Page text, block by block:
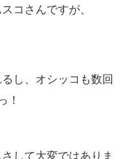
コさんですが、
し、オシッコも数回
！
して大変ではありま